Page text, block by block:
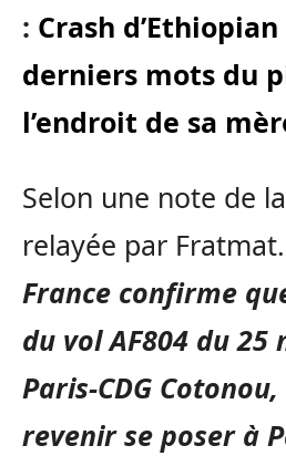
: Crash
derniers mots du
l’endroit de sa
Selon une note de
relayée par
France confirme
du vol AF804 du 25
Paris-CDG
revenir se poser à